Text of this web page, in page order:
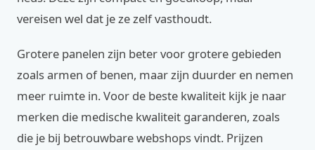
vereisen wel dat je ze zelf vasthoudt.
Grotere panelen zijn beter voor grotere gebieden
zoals armen of benen, maar zijn duurder en nemen
meer ruimte in. Voor de beste kwaliteit kijk je naar
merken die medische kwaliteit garanderen, zoals
die je bij betrouwbare webshops vindt. Prijzen